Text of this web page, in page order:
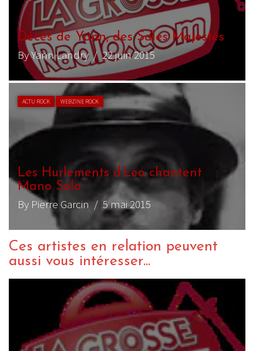
Décès de Yann, des Sales Majestés
By Yann Landry/ 22 juin 2015
ACTU ROCK WEBZINE ROCK
Les Hurlements d’Leo chantent
Mano Solo
By Pierre Garcin/ 5 mai 2015
Ces artistes en relation peuvent
aussi vous intéresser...